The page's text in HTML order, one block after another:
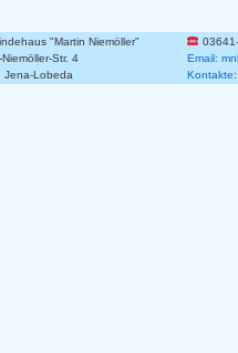
"Martin Niemöller"
Str. 4
Email:
Jena-Lobeda